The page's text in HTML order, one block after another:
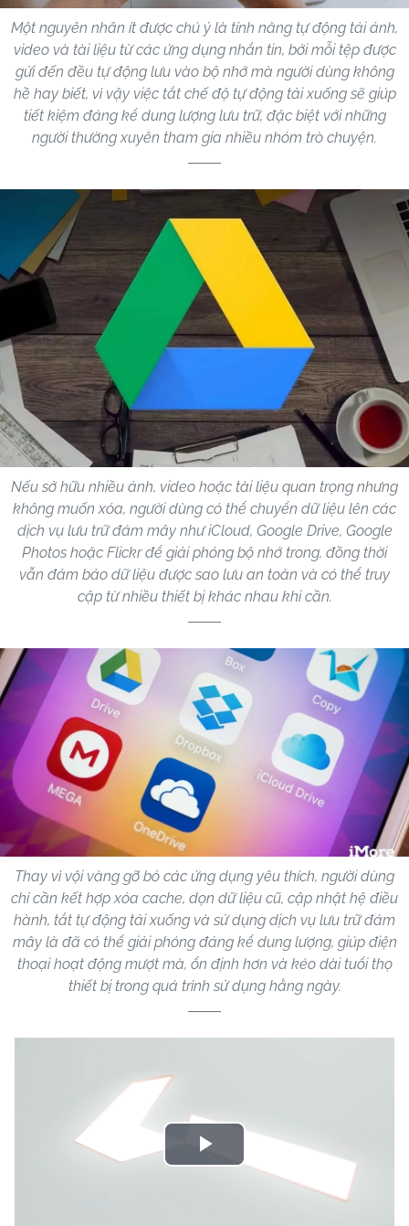
Một nguyên nhân ít được chú ý là tính năng tự động tải ảnh,
video và tài liệu từ các ứng dụng nhắn tin, bởi mỗi tệp được
gửi đến đều tự động lưu vào bộ nhớ mà người dùng không
hề hay biết, vì vậy việc tắt chế độ tự động tải xuống sẽ giúp
tiết kiệm đáng kể dung lượng lưu trữ, đặc biệt với những
người thường xuyên tham gia nhiều nhóm trò chuyện.
Nếu sở hữu nhiều ảnh, video hoặc tài liệu quan trọng nhưng
không muốn xóa, người dùng có thể chuyển dữ liệu lên các
dịch vụ lưu trữ đám mây như iCloud, Google Drive, Google
Photos hoặc Flickr để giải phóng bộ nhớ trong, đồng thời
vẫn đảm bảo dữ liệu được sao lưu an toàn và có thể truy
cập từ nhiều thiết bị khác nhau khi cần.
Thay vì vội vàng gỡ bỏ các ứng dụng yêu thích, người dùng
chỉ cần kết hợp xóa cache, dọn dữ liệu cũ, cập nhật hệ điều
hành, tắt tự động tải xuống và sử dụng dịch vụ lưu trữ đám
mây là đã có thể giải phóng đáng kể dung lượng, giúp điện
thoại hoạt động mượt mà, ổn định hơn và kéo dài tuổi thọ
thiết bị trong quá trình sử dụng hằng ngày.
Play